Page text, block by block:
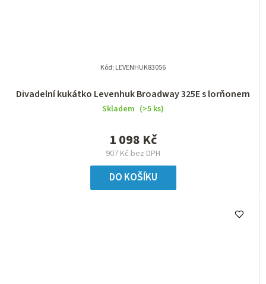
Divadelní kukátko Levenhuk Broadway 325E s lorňonem
Skladem (>5 ks)
907 Kč bez DPH
1 098 Kč
DO KOŠÍKU
Kód: LEVENHUK83056